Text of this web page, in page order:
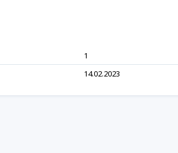
1
14.02.2023